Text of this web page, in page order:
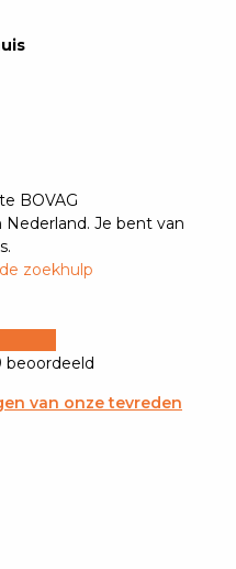
BOVAG
Je bent van
zoekhulp
beoordeeld
van onze tevreden